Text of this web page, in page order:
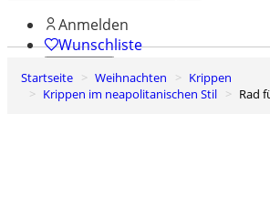
Anmelden
Wunschliste
0
Warenkorb
Startseite Weihnachten
Krippen
Krippen im neapolitanischen Stil
Rad